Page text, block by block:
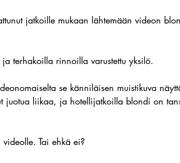
jatkoille mukaan lähtemään videon
terhakoilla rinnoilla varustettu yksilö.
se känniläisen muistikuva
juotua liikaa, ja hotellijatkoilla blondi on
Tai ehkä ei?